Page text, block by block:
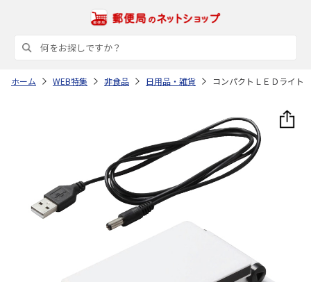
ホーム WEB特集 非食品 日用品・雑貨 コンパクトＬＥＤライ